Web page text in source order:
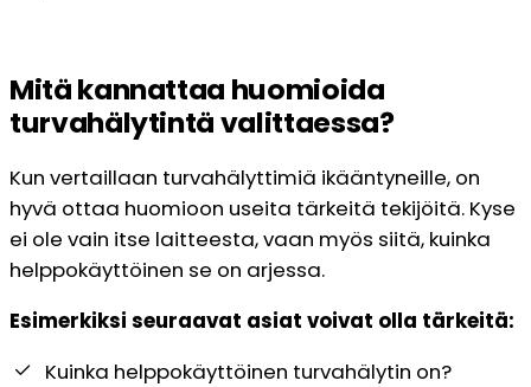
Mitä kannattaa huomioida
turvahälytintä valittaessa?
Kun vertaillaan turvahälyttimiä ikääntyneille, on
hyvä ottaa huomioon useita tärkeitä tekijöitä. Kyse
ei ole vain itse laitteesta, vaan myös siitä, kuinka
helppokäyttöinen se on arjessa.
Esimerkiksi seuraavat asiat voivat olla tärkeitä:
Kuinka helppokäyttöinen turvahälytin on?